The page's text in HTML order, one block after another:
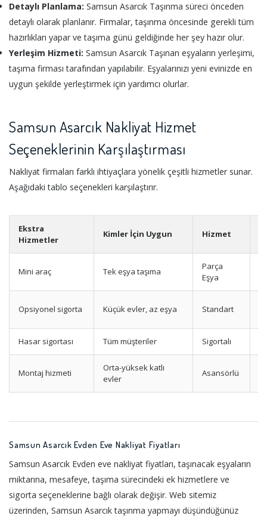
Detaylı Planlama: Samsun Asarcık Taşınma süreci önceden
detaylı olarak planlanır. Firmalar, taşınma öncesinde gerekli tüm
hazırlıkları yapar ve taşıma günü geldiğinde her şey hazır olur.
Yerleşim Hizmeti: Samsun Asarcık Taşınan eşyaların yerleşimi,
taşıma firması tarafından yapılabilir. Eşyalarınızı yeni evinizde en
uygun şekilde yerleştirmek için yardımcı olurlar.
Samsun Asarcık Nakliyat Hizmet
Seçeneklerinin Karşılaştırması
Nakliyat firmaları farklı ihtiyaçlara yönelik çeşitli hizmetler sunar.
Aşağıdaki tablo seçenekleri karşılaştırır.
Ekstra
Hizmetler
Kimler İçin Uygun Hizmet
Mini araç Tek eşya taşıma
Parça
Eşya
Opsiyonel sigorta Küçük evler, az eşya Standart
Hasar sigortası Tüm müşteriler Sigortalı
Montaj hizmeti
Orta-yüksek katlı
evler
Asansörlü
Samsun Asarcık Evden Eve Nakliyat Fiyatları
Samsun Asarcık Evden eve nakliyat fiyatları, taşınacak eşyaların
miktarına, mesafeye, taşıma sürecindeki ek hizmetlere ve
sigorta seçeneklerine bağlı olarak değişir. Web sitemiz
üzerinden, Samsun Asarcık taşınma yapmayı düşündüğünüz